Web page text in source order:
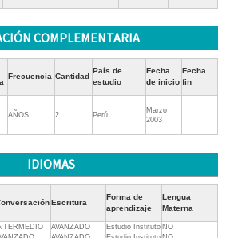
COMPLEMENTARIA
Frecuencia Cantidad
País de
estudio
Fecha
de inicio
Fecha
fin
AÑOS 2 Perú
Marzo
2003
IDIOMAS
Escritura
Forma de
aprendizaje
Lengua
Materna
AVANZADO Estudio Instituto NO